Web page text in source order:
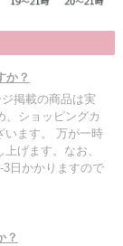
か？
掲載の商品は実
、ショッピングカ
います。 万が一時
げます。なお、
日かかりますので
？